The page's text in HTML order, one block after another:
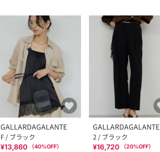
GALLARDAGALANTE
F / ブラック
¥13,860 （40%OFF）
GALLARDAGALANTE
2 / ブラック
¥16,720 （20%OFF）